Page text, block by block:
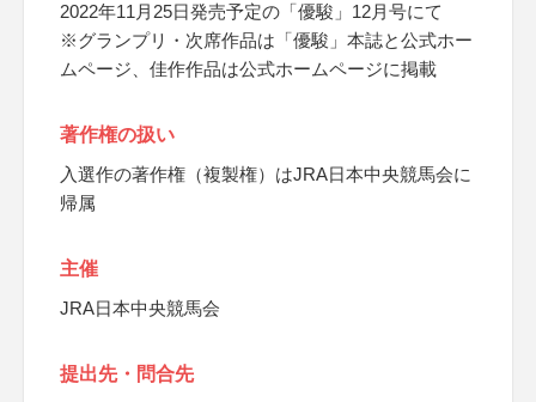
2022年11月25日発売予定の「優駿」12月号にて
※グランプリ・次席作品は「優駿」本誌と公式ホー
ムページ、佳作作品は公式ホームページに掲載
著作権の扱い
入選作の著作権（複製権）はJRA日本中央競馬会に
帰属
主催
JRA日本中央競馬会
提出先・問合先